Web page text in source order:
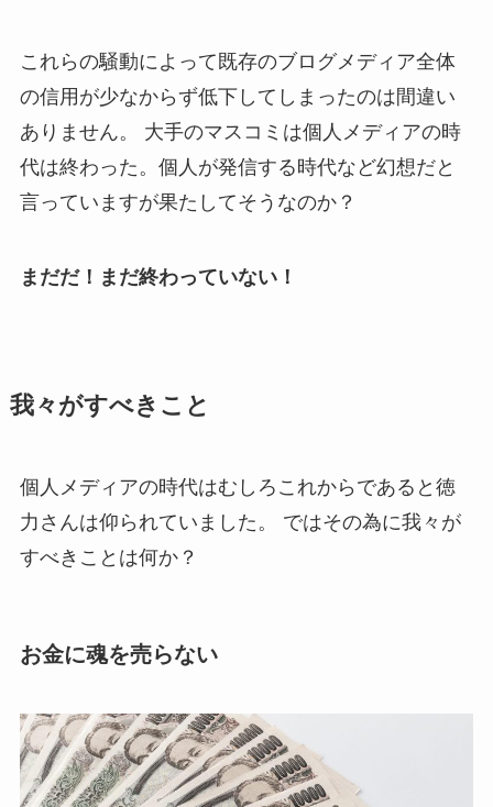
これらの騒動によって既存のブログメディア全体
の信用が少なからず低下してしまったのは間違い
ありません。 大手のマスコミは個人メディアの時
代は終わった。個人が発信する時代など幻想だと
言っていますが果たしてそうなのか？
まだだ！まだ終わっていない！
我々がすべきこと
個人メディアの時代はむしろこれからであると徳
力さんは仰られていました。 ではその為に我々が
すべきことは何か？
お金に魂を売らない